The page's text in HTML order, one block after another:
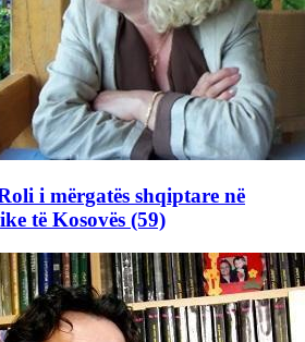
i mërgatës shqiptare në
të Kosovës (59)